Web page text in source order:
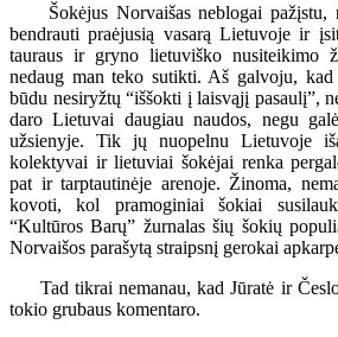
Šokėjus Norvaišas neblogai pažįstu,
bendrauti praėjusią vasarą Lietuvoje ir
tauraus ir gryno lietuviško nusiteikimo
nedaug man teko sutikti. Aš galvoju,
būdu nesiryžtų “iššokti į laisvąjį pasaulį”,
daro Lietuvai daugiau naudos, negu
užsienyje. Tik jų nuopelnu Lietuvoje
kolektyvai ir lietuviai šokėjai renka
pat ir tarptautinėje arenoje. Žinoma,
kovoti, kol pramoginiai šokiai
“Kultūros Barų” žurnalas šių šokių
Norvaišos parašytą straipsnį gerokai
Tad tikrai nemanau, kad Jūratė ir
tokio grubaus komentaro.